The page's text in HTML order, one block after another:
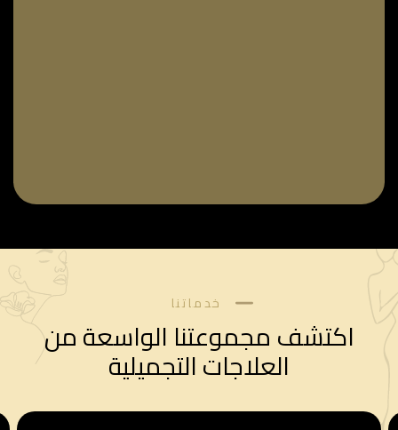
خدماتنا
اكتشف مجموعتنا الواسعة من
العلاجات التجميلية